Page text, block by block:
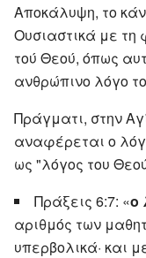
Αποκάλυψη, το
Ουσιαστικά με τη
τού Θεού, όπως
ανθρώπινο λόγο
Πράγματι, στην
αναφέρεται ο
ως "λόγος του
Πράξεις 6:7: «ο
αριθμός των
υπερβολικά· και